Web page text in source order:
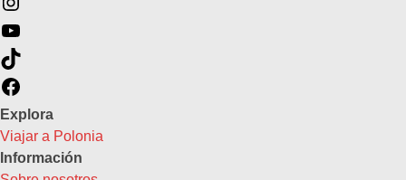
Explora
Viajar a Polonia
Información